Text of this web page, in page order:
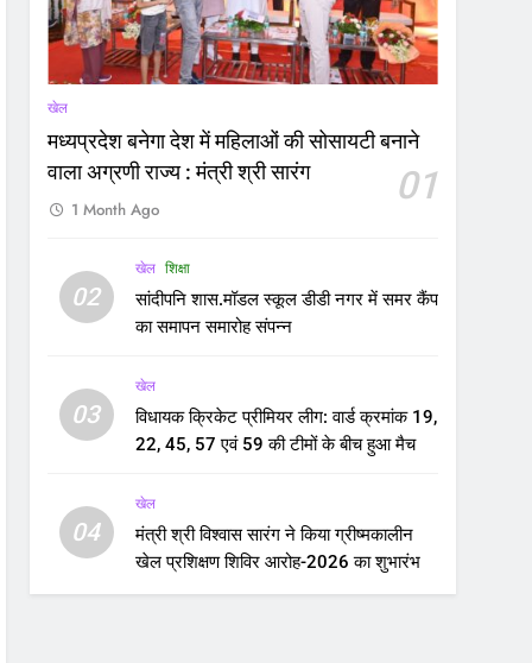
खेल
मध्यप्रदेश बनेगा देश में महिलाओं की सोसायटी बनाने
वाला अग्रणी राज्य : मंत्री श्री सारंग
01
1 Month Ago
02
खेल शिक्षा
सांदीपनि शास.मॉडल स्कूल डीडी नगर में समर कैंप
का समापन समारोह संपन्न
03
खेल
विधायक क्रिकेट प्रीमियर लीग: वार्ड क्रमांक 19,
22, 45, 57 एवं 59 की टीमों के बीच हुआ मैच
04
खेल
मंत्री श्री विश्वास सारंग ने किया ग्रीष्मकालीन
खेल प्रशिक्षण शिविर आरोह-2026 का शुभारंभ